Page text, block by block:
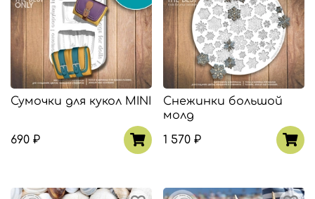
Сумочки для кукол MINI
690 ₽
Снежинки большой
молд
1 570 ₽